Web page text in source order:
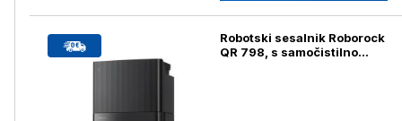
Robotski sesalnik Roborock
QR 798, s samočistilno